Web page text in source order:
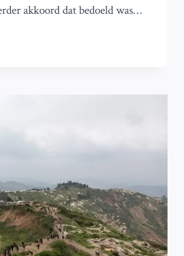
akkoord dat bedoeld was…